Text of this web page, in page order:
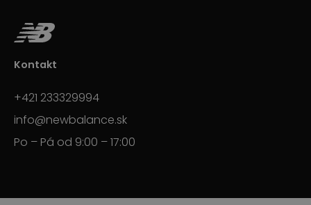
Kontakt
+421 233329994
info@newbalance.sk
Po – Pá od 9:00 – 17:00